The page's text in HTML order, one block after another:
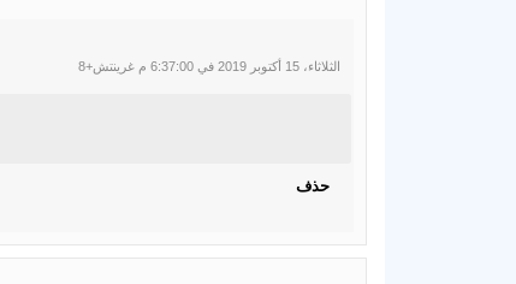
الثلاثاء، 15 أكتوبر 2019 في 6:37:00 م غرينتش+8
حذف